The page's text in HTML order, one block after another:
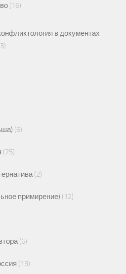
(16)
в документах
(6)
(75)
(2)
примирение) (12)
(6)
(13)